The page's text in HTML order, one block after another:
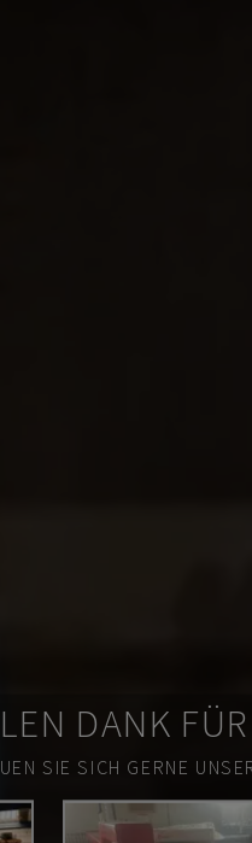
DANK
SIE SICH GERNE